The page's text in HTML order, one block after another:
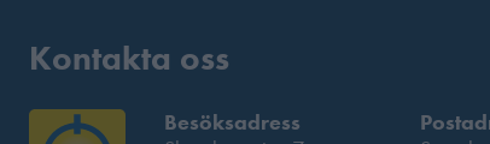
Kontakta oss
Besöksadress